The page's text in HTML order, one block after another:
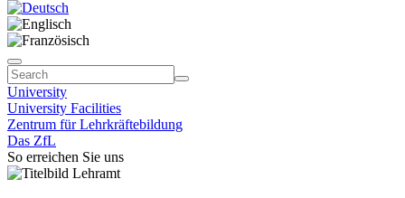
University
University Facilities
Zentrum für Lehrkräftebildung
Das ZfL
So erreichen Sie uns